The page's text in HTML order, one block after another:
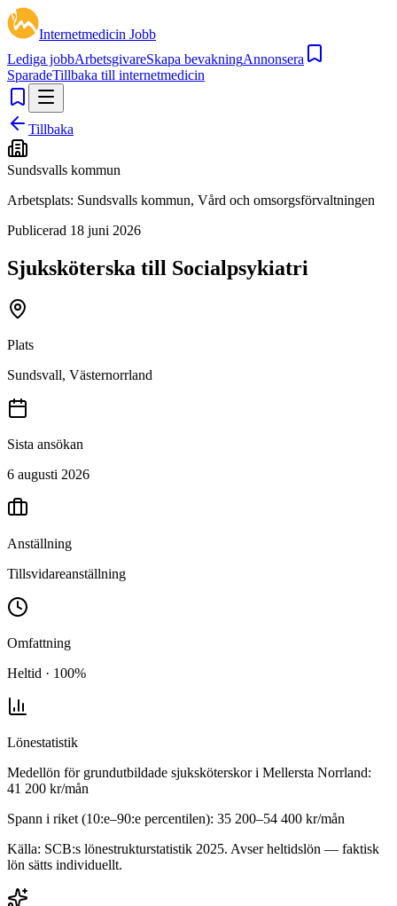
Internetmedicin Jobb
Lediga jobbArbetsgivareSkapa bevakningAnnonsera
SparadeTillbaka till internetmedicin
Tillbaka
Sundsvalls kommun
Arbetsplats: Sundsvalls kommun, Vård och omsorgsförvaltningen
Publicerad 18 juni 2026
Sjuksköterska till Socialpsykiatri
Plats
Sundsvall, Västernorrland
Sista ansökan
6 augusti 2026
Anställning
Tillsvidareanställning
Omfattning
Heltid · 100%
Lönestatistik
Medellön för grundutbildade sjuksköterskori Mellersta Norrland:
41 200 kr/mån
Spann i riket (10:e–90:e percentilen): 35 200–54 400 kr/mån
Källa: SCB:s lönestrukturstatistik 2025. Avser heltidslön — faktisk
lön sätts individuellt.